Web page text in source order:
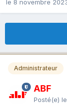
le 8 novembre
Administrateur
ABF
Posté(e)